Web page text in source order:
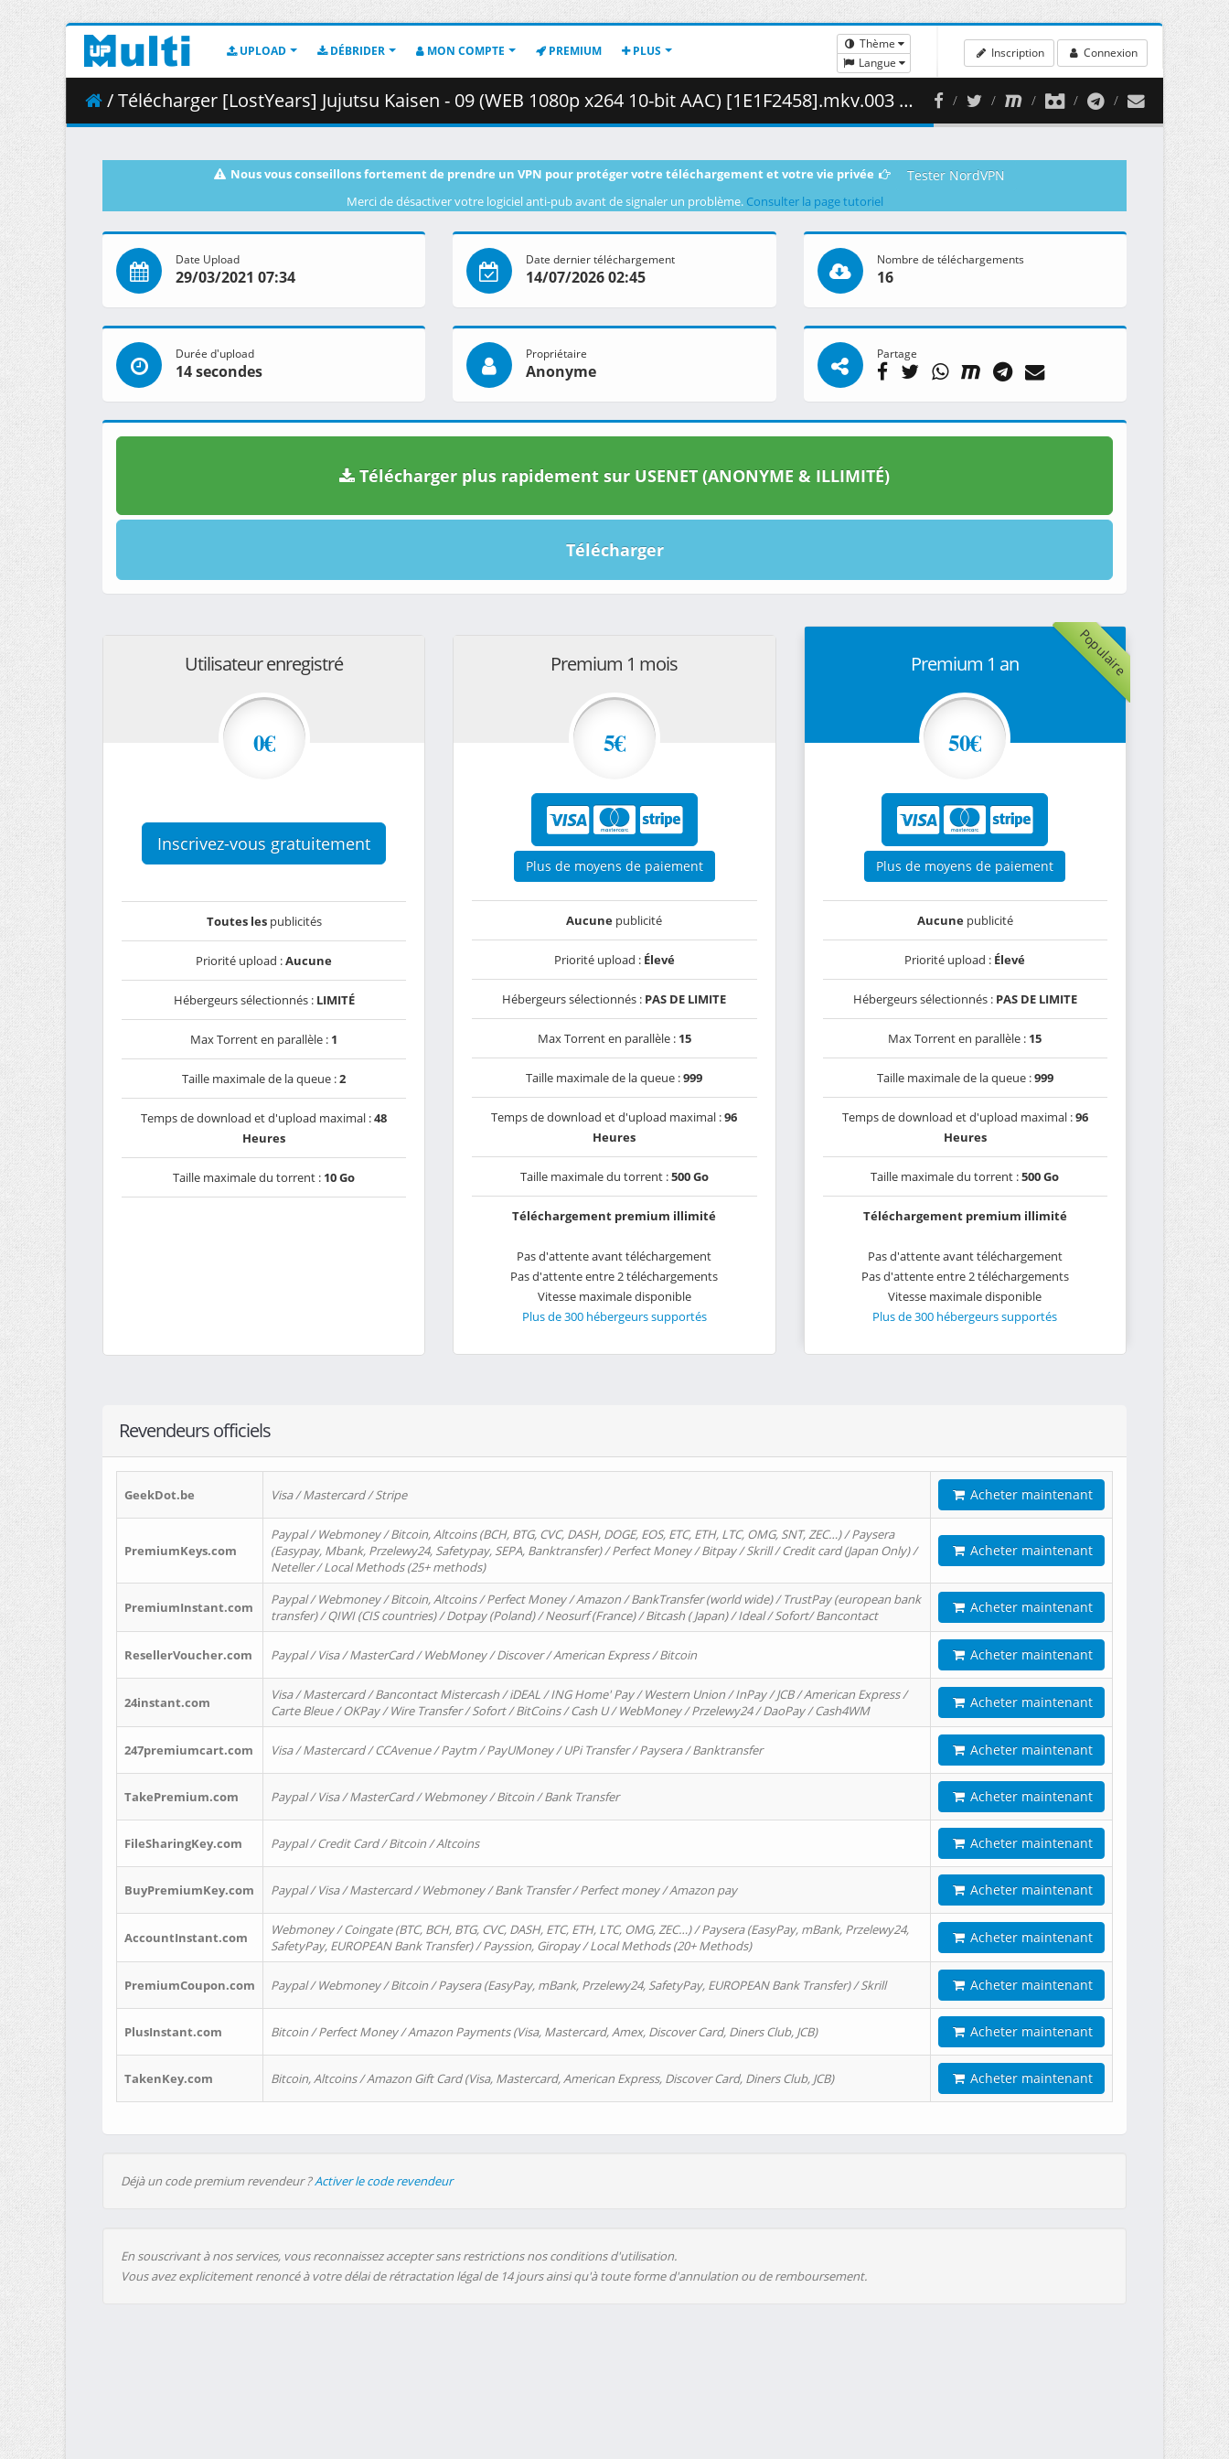
UPLOAD DÉBRIDER MON COMPTE PREMIUM PLUS
Thème
Langue
Inscription Connexion
/ Télécharger [LostYears] Jujutsu Kaisen - 09 (WEB 1080p x264 10-bit AAC) [1E1F2458].mkv.003 ( 338.10 MB )
Nous vous conseillons fortement de prendre un VPN pour protéger votre téléchargement et votre vie privée Tester NordVPN
Merci de désactiver votre logiciel anti-pub avant de signaler un problème. Consulter la page tutoriel
Date Upload
29/03/2021 07:34
Date dernier téléchargement
14/07/2026 02:45
Nombre de téléchargements
16
Durée d'upload
14 secondes
Propriétaire
Anonyme
Partage
Télécharger plus rapidement sur USENET (ANONYME & ILLIMITÉ)
Télécharger
Utilisateur enregistré
0€
Inscrivez-vous gratuitement
Toutes lespublicités
Priorité upload :Aucune
Hébergeurs sélectionnés : LIMITÉ
Max Torrent en parallèle : 1
Taille maximale de la queue :2
Temps de download et d'upload maximal :48
Heures
Taille maximale du torrent : 10 Go
Premium 1 mois
5€
Plus de moyens de paiement
Aucune publicité
Priorité upload : Élevé
Hébergeurs sélectionnés : PAS DE LIMITE
Max Torrent en parallèle : 15
Taille maximale de la queue :999
Temps de download et d'upload maximal :96
Heures
Taille maximale du torrent :500 Go
Téléchargement premium illimité
Pas d'attente avant téléchargement
Pas d'attente entre 2 téléchargements
Vitesse maximale disponible
Plus de 300 hébergeurs supportés
Populaire
Premium 1 an
50€
Plus de moyens de paiement
Aucunepublicité
Priorité upload : Élevé
Hébergeurs sélectionnés : PAS DE LIMITE
Max Torrent en parallèle : 15
Taille maximale de la queue :999
Temps de download et d'upload maximal :96
Heures
Taille maximale du torrent :500 Go
Téléchargement premium illimité
Pas d'attente avant téléchargement
Pas d'attente entre 2 téléchargements
Vitesse maximale disponible
Plus de 300 hébergeurs supportés
Revendeurs officiels
GeekDot.be Visa / Mastercard / Stripe Acheter maintenant
PremiumKeys.com
Paypal / Webmoney / Bitcoin, Altcoins (BCH, BTG, CVC, DASH, DOGE, EOS, ETC, ETH, LTC, OMG, SNT, ZEC…) / Paysera
(Easypay, Mbank, Przelewy24, Safetypay, SEPA, Banktransfer) / Perfect Money / Bitpay / Skrill / Credit card (Japan Only) /
Neteller / Local Methods (25+ methods)
Acheter maintenant
PremiumInstant.com
Paypal / Webmoney / Bitcoin, Altcoins / Perfect Money / Amazon / BankTransfer (world wide) / TrustPay (european bank
transfer) / QIWI (CIS countries) / Dotpay (Poland) / Neosurf (France) / Bitcash ( Japan) / Ideal / Sofort/ Bancontact
Acheter maintenant
ResellerVoucher.com Paypal / Visa / MasterCard / WebMoney / Discover / American Express / Bitcoin Acheter maintenant
24instant.com
Visa / Mastercard / Bancontact Mistercash / iDEAL / ING Home' Pay / Western Union / InPay / JCB / American Express /
Carte Bleue / OKPay / Wire Transfer / Sofort / BitCoins / Cash U / WebMoney / Przelewy24 / DaoPay / Cash4WM
Acheter maintenant
247premiumcart.com Visa / Mastercard / CCAvenue / Paytm / PayUMoney / UPi Transfer / Paysera / Banktransfer Acheter maintenant
TakePremium.com Paypal / Visa / MasterCard / Webmoney / Bitcoin / Bank Transfer Acheter maintenant
FileSharingKey.com Paypal / Credit Card / Bitcoin / Altcoins Acheter maintenant
BuyPremiumKey.com Paypal / Visa / Mastercard / Webmoney / Bank Transfer / Perfect money / Amazon pay Acheter maintenant
AccountInstant.com
Webmoney / Coingate (BTC, BCH, BTG, CVC, DASH, ETC, ETH, LTC, OMG, ZEC…) / Paysera (EasyPay, mBank, Przelewy24,
SafetyPay, EUROPEAN Bank Transfer) / Payssion, Giropay / Local Methods (20+ Methods)
Acheter maintenant
PremiumCoupon.com Paypal / Webmoney / Bitcoin / Paysera (EasyPay, mBank, Przelewy24, SafetyPay, EUROPEAN Bank Transfer) / Skrill Acheter maintenant
PlusInstant.com Bitcoin / Perfect Money / Amazon Payments (Visa, Mastercard, Amex, Discover Card, Diners Club, JCB) Acheter maintenant
TakenKey.com Bitcoin, Altcoins / Amazon Gift Card (Visa, Mastercard, American Express, Discover Card, Diners Club, JCB) Acheter maintenant
Déjà un code premium revendeur ?Activer le code revendeur
En souscrivant à nos services, vous reconnaissez accepter sans restrictions nos conditions d'utilisation.
Vous avez explicitement renoncé à votre délai de rétractation légal de 14 jours ainsi qu'à toute forme d'annulation ou de remboursement.